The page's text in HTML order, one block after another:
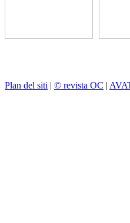
Plan del siti | © revista OC |